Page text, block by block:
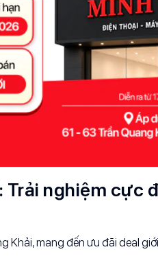
nghiệm cực
Khải, mang đến ưu đãi deal